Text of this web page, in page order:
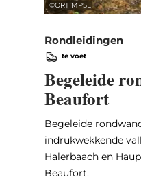
©ORT MPSL
Rondleidingen
te voet
Begeleide
Beaufort
Begeleide
indrukwekkende
Halerbaach en
Beaufort.